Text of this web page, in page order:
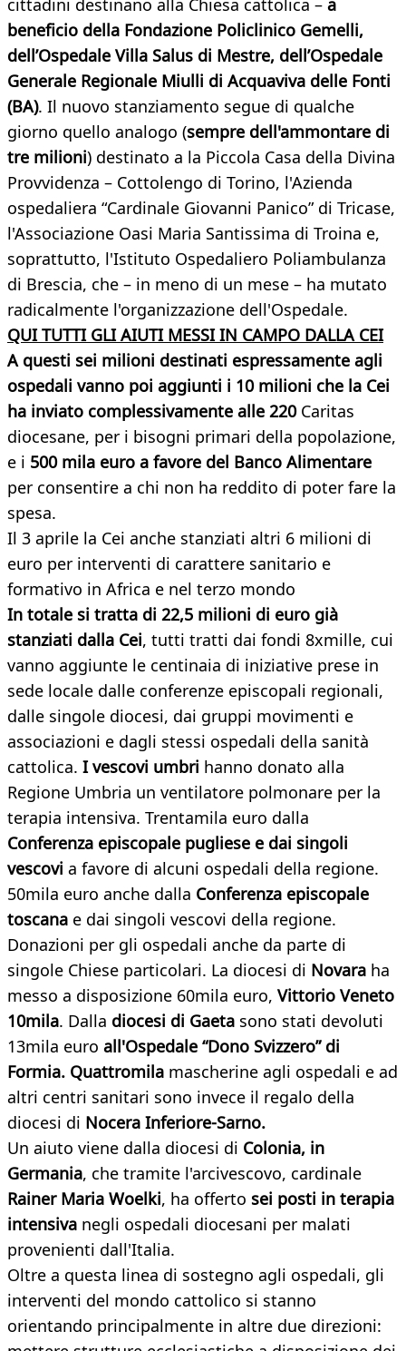
cittadini destinano alla Chiesa cattolica – a
beneficio della Fondazione Policlinico Gemelli,
dell’Ospedale Villa Salus di Mestre, dell’Ospedale
Generale Regionale Miulli di Acquaviva delle Fonti
(BA). Il nuovo stanziamento segue di qualche
giorno quello analogo (sempre dell'ammontare di
tre milioni) destinato a la Piccola Casa della Divina
Provvidenza – Cottolengo di Torino, l'Azienda
ospedaliera “Cardinale Giovanni Panico” di Tricase,
l'Associazione Oasi Maria Santissima di Troina e,
soprattutto, l'Istituto Ospedaliero Poliambulanza
di Brescia, che – in meno di un mese – ha mutato
radicalmente l'organizzazione dell'Ospedale.
QUI TUTTI GLI AIUTI MESSI IN CAMPO DALLA CEI
A questi sei milioni destinati espressamente agli
ospedali vanno poi aggiunti i 10 milioni che la Cei
ha inviato complessivamente alle 220Caritas
diocesane, per i bisogni primari della popolazione,
e i 500 mila euro a favore del Banco Alimentare
per consentire a chi non ha reddito di poter fare la
spesa.
Il 3 aprile la Cei anche stanziati altri 6 milioni di
euro per interventi di carattere sanitario e
formativo in Africa e nel terzo mondo
In totale si tratta di 22,5 milioni di euro già
stanziati dalla Cei, tutti tratti dai fondi 8xmille, cui
vanno aggiunte le centinaia di iniziative prese in
sede locale dalle conferenze episcopali regionali,
dalle singole diocesi, dai gruppi movimenti e
associazioni e dagli stessi ospedali della sanità
cattolica. I vescovi umbri hanno donato alla
Regione Umbria un ventilatore polmonare per la
terapia intensiva. Trentamila euro dalla
Conferenza episcopale pugliese e dai singoli
vescovi a favore di alcuni ospedali della regione.
50mila euro anche dalla Conferenza episcopale
toscana e dai singoli vescovi della regione.
Donazioni per gli ospedali anche da parte di
singole Chiese particolari. La diocesi di Novara ha
messo a disposizione 60mila euro, Vittorio Veneto
10mila. Dalla diocesi di Gaeta sono stati devoluti
13mila euro all'Ospedale “Dono Svizzero” di
Formia. Quattromila mascherine agli ospedali e ad
altri centri sanitari sono invece il regalo della
diocesi di Nocera Inferiore-Sarno.
Un aiuto viene dalla diocesi di Colonia, in
Germania, che tramite l'arcivescovo, cardinale
Rainer Maria Woelki, ha offerto sei posti in terapia
intensiva negli ospedali diocesani per malati
provenienti dall'Italia.
Oltre a questa linea di sostegno agli ospedali, gli
interventi del mondo cattolico si stanno
orientando principalmente in altre due direzioni: